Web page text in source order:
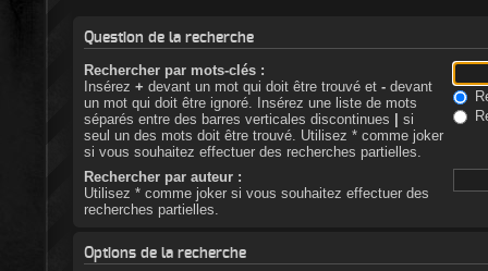
Question de la recherche
Rechercher par mots-clés :
Insérez + devant un mot qui doit être trouvé et - devant
un mot qui doit être ignoré. Insérez une liste de mots
séparés entre des barres verticales discontinues | si
seul un des mots doit être trouvé. Utilisez * comme joker
si vous souhaitez effectuer des recherches partielles.
Rechercher par auteur :
Utilisez * comme joker si vous souhaitez effectuer des
recherches partielles.
Options de la recherche